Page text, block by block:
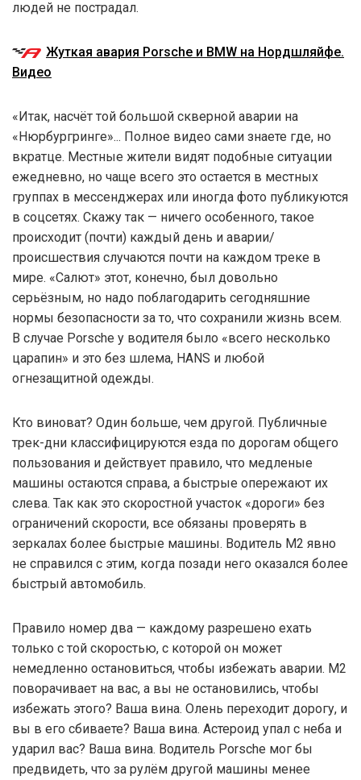
людей не пострадал.
Жуткая авария Porsche и BMW на Нордшляйфе.
Видео
«Итак, насчёт той большой скверной аварии на
«Нюрбургринге»... Полное видео сами знаете где, но
вкратце. Местные жители видят подобные ситуации
ежедневно, но чаще всего это остается в местных
группах в мессенджерах или иногда фото публикуются
в соцсетях. Скажу так — ничего особенного, такое
происходит (почти) каждый день и аварии/
происшествия случаются почти на каждом треке в
мире. «Салют» этот, конечно, был довольно
серьёзным, но надо поблагодарить сегодняшние
нормы безопасности за то, что сохранили жизнь всем.
В случае Porsche у водителя было «всего несколько
царапин» и это без шлема, HANS и любой
огнезащитной одежды.
Кто виноват? Один больше, чем другой. Публичные
трек-дни классифицируются езда по дорогам общего
пользования и действует правило, что медленые
машины остаются справа, а быстрые опережают их
слева. Так как это скоростной участок «дороги» без
ограничений скорости, все обязаны проверять в
зеркалах более быстрые машины. Водитель М2 явно
не справился с этим, когда позади него оказался более
быстрый автомобиль.
Правило номер два — каждому разрешено ехать
только с той скоростью, с которой он может
немедленно остановиться, чтобы избежать аварии. M2
поворачивает на вас, а вы не остановились, чтобы
избежать этого? Ваша вина. Олень переходит дорогу, и
вы в его сбиваете? Ваша вина. Астероид упал с неба и
ударил вас? Ваша вина. Водитель Porsche мог бы
предвидеть, что за рулём другой машины менее